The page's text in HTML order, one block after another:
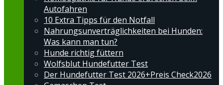
Autofahren
10 Extra Tipps für den Notfall
Nahrungsunverträglichkeiten bei Hunden:
Was kann man tun?
Hunde richtig füttern
Wolfsblut Hundefutter Test
Der Hundefutter Test 2026+Preis Check2026